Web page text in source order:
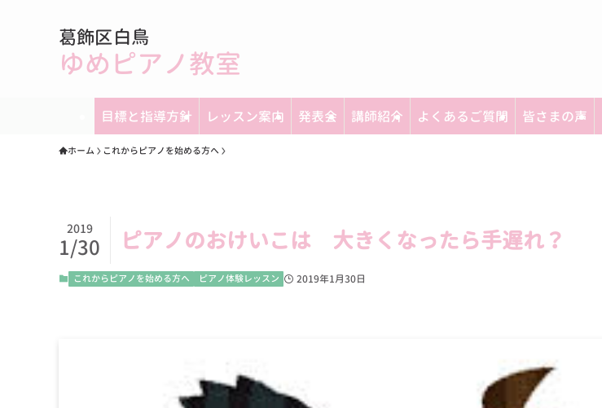
葛飾区白鳥
ゆめピアノ教室
目標と指導方針 レッスン案内 発表会 講師紹介 よくあるご質問 皆さまの声
ホーム これからピアノを始める方へ
ピアノのおけいこは 大きくなったら手遅れ？
2019
1/30
これからピアノを始める方へ ピアノ体験レッスン 2019年1月30日